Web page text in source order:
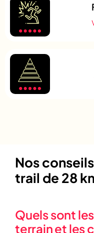
Nos
trail de 28
Quels sont
terrain et les